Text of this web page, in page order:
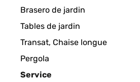
Brasero de jardin
Tables de jardin
Transat, Chaise longue
Pergola
Service